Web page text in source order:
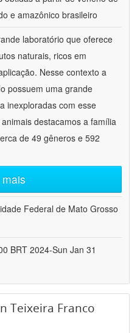
e amazônico brasileiro
laboratório que oferece
naturais, ricos em
Nesse contexto a
possuem uma grande
inexploradas com esse
destacamos a família
de 49 gêneros e 592
Federal de Mato Grosso
BRT 2024-Sun Jan 31
Teixeira Franco